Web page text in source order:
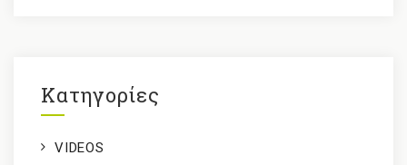
Kατηγορίες
VIDEOS